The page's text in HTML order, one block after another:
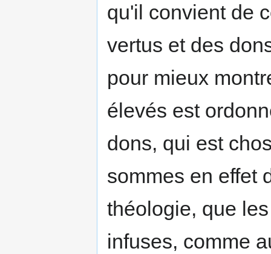
qu'il convient de
vertus et des
pour mieux
élevés est
dons, qui est
sommes en effet
théologie, que
infuses, comme